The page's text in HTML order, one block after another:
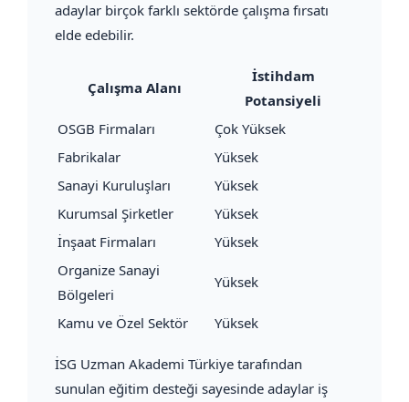
adaylar birçok farklı sektörde çalışma fırsatı
elde edebilir.
Çalışma Alanı
İstihdam
Potansiyeli
OSGB Firmaları
Çok Yüksek
Fabrikalar
Yüksek
Sanayi Kuruluşları
Yüksek
Kurumsal Şirketler
Yüksek
İnşaat Firmaları
Yüksek
Organize Sanayi
Bölgeleri
Yüksek
Kamu ve Özel Sektör Yüksek
İSG Uzman Akademi Türkiye tarafından
sunulan eğitim desteği sayesinde adaylar iş